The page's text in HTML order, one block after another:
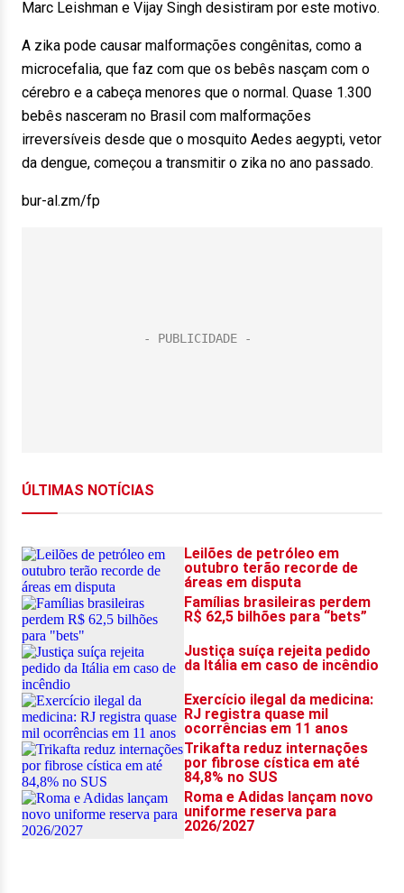
Marc Leishman e Vijay Singh desistiram por este motivo.
A zika pode causar malformações congênitas, como a
microcefalia, que faz com que os bebês nasçam com o
cérebro e a cabeça menores que o normal. Quase 1.300
bebês nasceram no Brasil com malformações
irreversíveis desde que o mosquito Aedes aegypti, vetor
da dengue, começou a transmitir o zika no ano passado.
bur-al.zm/fp